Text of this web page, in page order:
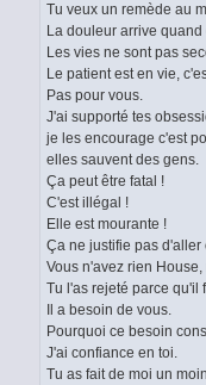
Tu veux un remède au
La douleur arrive quand
Les vies ne sont pas
Le patient est en vie,
Pas pour vous.
J'ai supporté tes
je les encourage c'est
elles sauvent des gens.
Ça peut être fatal !
C'est illégal !
Elle est mourante !
Ça ne justifie pas d'aller
Vous n'avez rien House,
Tu l'as rejeté parce qu'il
Il a besoin de vous.
Pourquoi ce besoin
J'ai confiance en toi.
Tu as fait de moi un